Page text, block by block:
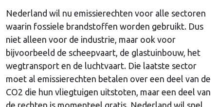
Nederland wil nu emissierechten voor alle sectoren
waarin fossiele brandstoffen worden gebruikt. Dus
niet alleen voor de industrie, maar ook voor
bijvoorbeeld de scheepvaart, de glastuinbouw, het
wegtransport en de luchtvaart. Die laatste sector
moet al emissierechten betalen over een deel van de
CO2 die hun vliegtuigen uitstoten, maar een deel van
de rechten is momenteel gratis. Nederland wil snel